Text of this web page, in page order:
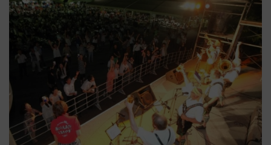
解説！